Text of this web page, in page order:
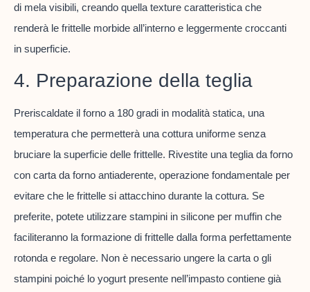
di mela visibili, creando quella texture caratteristica che
renderà le frittelle morbide all’interno e leggermente croccanti
in superficie.
4. Preparazione della teglia
Preriscaldate il forno a 180 gradi in modalità statica, una
temperatura che permetterà una cottura uniforme senza
bruciare la superficie delle frittelle. Rivestite una teglia da forno
con carta da forno antiaderente, operazione fondamentale per
evitare che le frittelle si attacchino durante la cottura. Se
preferite, potete utilizzare stampini in silicone per muffin che
faciliteranno la formazione di frittelle dalla forma perfettamente
rotonda e regolare. Non è necessario ungere la carta o gli
stampini poiché lo yogurt presente nell’impasto contiene già